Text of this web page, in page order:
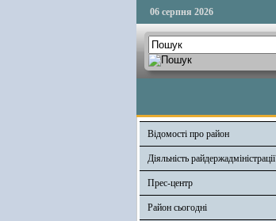
06 серпня 2026
Відомості про район
Діяльність райдержадміністрації
Прес-центр
Район сьогодні